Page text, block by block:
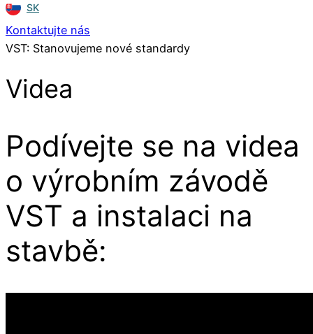
SK
Kontaktujte nás
VST: Stanovujeme nové standardy
Videa
Podívejte se na videa
o výrobním závodě
VST a instalaci na
stavbě: